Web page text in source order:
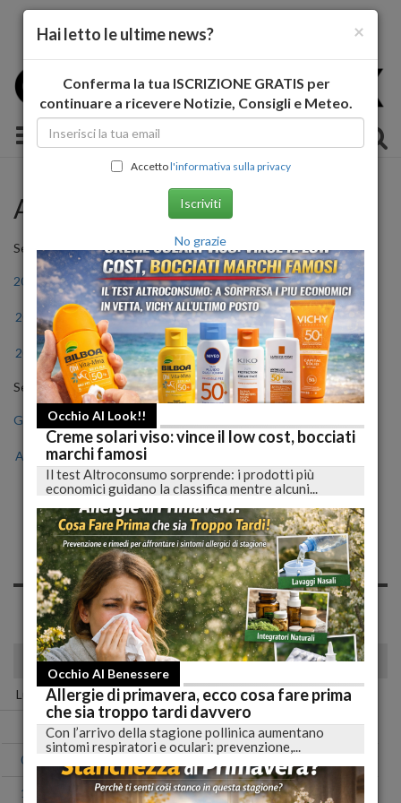
Toggle navigation
Archivio Storico
Seleziona l'anno
2011 2012 2013 2014 2015 2016
2017 2018 2019 2020 2021 2022
2023 2024 2025 2026
Seleziona il mese
Gen Feb Mar
Ago Set Ott
Notizie di Mercoledì, 21
Settembre 2022
Spiacente, non sono presenti news nell'archivio per questo
giorno!
settembre 2022
Lun Mar Mer Gio Ven Sab Dom
01 02 03 04
05
12 13 14 15 16 17 18
×
Hai letto le ultime news?
Conferma la tua ISCRIZIONE GRATIS per
continuare a ricevere Notizie, Consigli e Meteo.
Accettol'informativa sulla privacy
Iscriviti
No grazie
Occhio Al Look!!
Creme solari viso: vince il low cost, bocciati
marchi famosi
Il test Altroconsumo sorprende: i prodotti più
economici guidano la classifica mentre alcuni...
Occhio Al Benessere
Allergie di primavera, ecco cosa fare prima
che sia troppo tardi davvero
Con l’arrivo della stagione pollinica aumentano
sintomi respiratori e oculari: prevenzione,...